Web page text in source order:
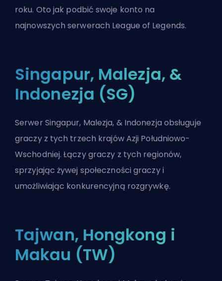
roku. Oto jak podbić swoje konto na
najnowszych serwerach League of Legends.
Singapur, Malezja, &
Indonezja (SG)
Serwer Singapur, Malezja, & Indonezja obsługuje
graczy z tych trzech krajów Azji Południowo-
Wschodniej. Łączy graczy z tych regionów,
sprzyjając żywej społeczności graczy i
umożliwiając konkurencyjną rozgrywkę.
Tajwan, Hongkong i
Makau (TW)